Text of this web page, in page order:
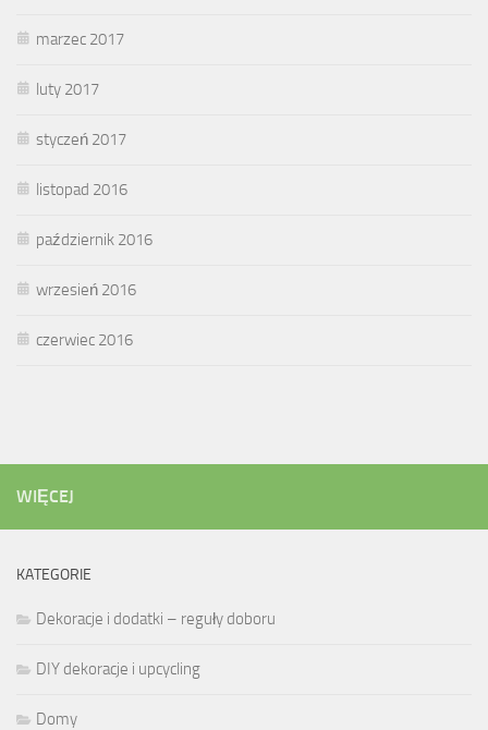
marzec 2017
luty 2017
styczeń 2017
listopad 2016
październik 2016
wrzesień 2016
czerwiec 2016
WIĘCEJ
KATEGORIE
Dekoracje i dodatki – reguły doboru
DIY dekoracje i upcycling
Domy